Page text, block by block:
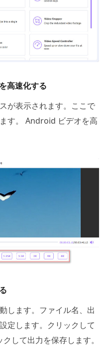
高速化する
が表示されます。ここで
す。 Android ビデオを高
します。ファイル名、出
定します。クリックして
して出力を保存します。